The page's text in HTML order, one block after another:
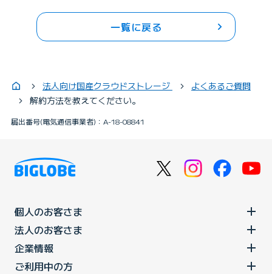
一覧に戻る
法人向け国産クラウドストレージ
よくあるご質問
解約方法を教えてください。
届出番号(電気通信事業者)：A-18-08841
個人のお客さま
法人のお客さま
企業情報
ご利用中の方